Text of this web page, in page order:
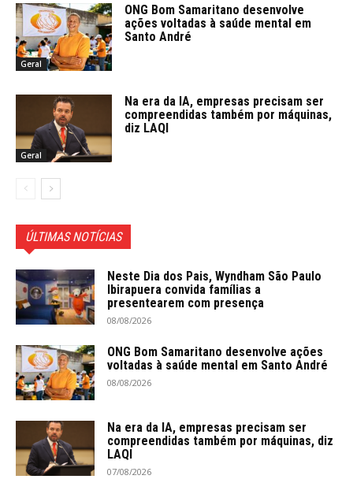
Geral
ONG Bom Samaritano desenvolve
ações voltadas à saúde mental em
Santo André
Geral
Na era da IA, empresas precisam ser
compreendidas também por máquinas,
diz LAQI
ÚLTIMAS NOTÍCIAS
Neste Dia dos Pais, Wyndham São Paulo
Ibirapuera convida famílias a
presentearem com presença
08/08/2026
ONG Bom Samaritano desenvolve ações
voltadas à saúde mental em Santo André
08/08/2026
Na era da IA, empresas precisam ser
compreendidas também por máquinas, diz
LAQI
07/08/2026